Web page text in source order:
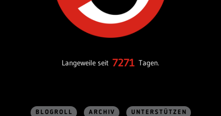
Langeweile seit 7271 Tagen.
BLOGROLL ARCHIV UNTERSTÜTZEN